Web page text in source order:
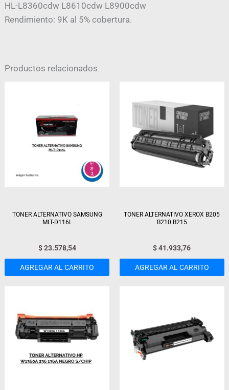
HL-L8360cdw L8610cdw L8900cdw
Rendimiento: 9K al 5% cobertura.
Productos relacionados
TONER ALTERNATIVO SAMSUNG
MLT-D116L
$23.578,54
AGREGAR AL CARRITO
TONER ALTERNATIVO XEROX B205
B210 B215
$41.933,76
AGREGAR AL CARRITO